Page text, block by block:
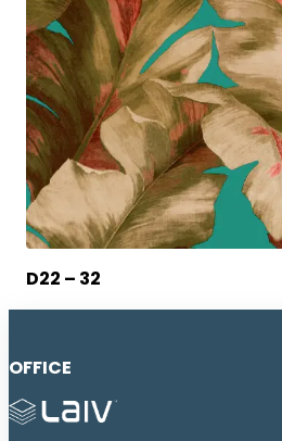
D22 – 32
OFFICE